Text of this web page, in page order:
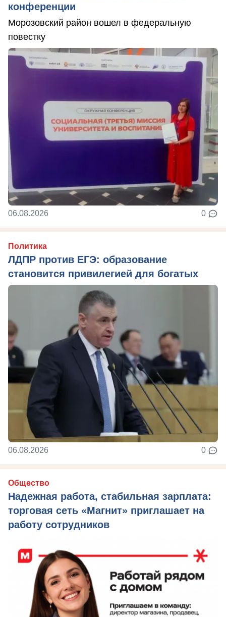
конференции
Морозовский район вошел в федеральную
повестку
06.08.2026 0
Политика
ЛДПР против ЕГЭ: образование
становится привилегией для богатых
06.08.2026 0
Общество
Надежная работа, стабильная зарплата:
торговая сеть «Магнит» приглашает на
работу сотрудников